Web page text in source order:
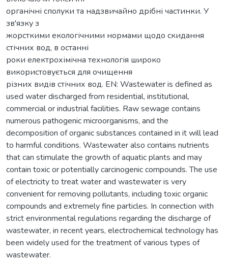
органічні сполуки та надзвичайно дрібні частинки. У
зв'язку з
жорсткими екологічними нормами щодо скидання
стічних вод, в останні
роки електрохімічна технологія широко
використовується для очищення
різних видів стічних вод. EN: Wastewater is defined as
used water discharged from residential, institutional,
commercial or industrial facilities. Raw sewage contains
numerous pathogenic microorganisms, and the
decomposition of organic substances contained in it will lead
to harmful conditions. Wastewater also contains nutrients
that can stimulate the growth of aquatic plants and may
contain toxic or potentially carcinogenic compounds. The use
of electricity to treat water and wastewater is very
convenient for removing pollutants, including toxic organic
compounds and extremely fine particles. In connection with
strict environmental regulations regarding the discharge of
wastewater, in recent years, electrochemical technology has
been widely used for the treatment of various types of
wastewater.